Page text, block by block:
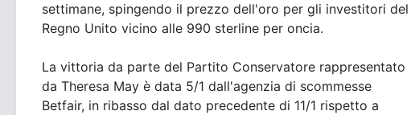
settimane, spingendo il prezzo dell'oro per gli investitori del
Regno Unito vicino alle 990 sterline per oncia.
La vittoria da parte del Partito Conservatore rappresentato
da Theresa May è data 5/1 dall'agenzia di scommesse
Betfair, in ribasso dal dato precedente di 11/1 rispetto a